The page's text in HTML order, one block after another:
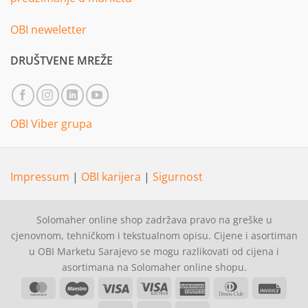
OBI neweletter
DRUŠTVENE MREŽE
OBI Viber grupa
Impressum | OBI karijera | Sigurnost
Solomaher online shop zadržava pravo na greške u
cjenovnom, tehničkom i tekstualnom opisu. Cijene i asortiman
u OBI Marketu Sarajevo se mogu razlikovati od cijena i
asortimana na Solomaher online shopu.
MasterCardMaestro Visa
Visa
American Dinners